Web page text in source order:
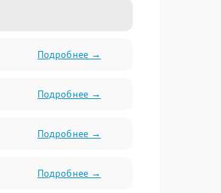
Подробнее →
Подробнее →
Подробнее →
Подробнее →